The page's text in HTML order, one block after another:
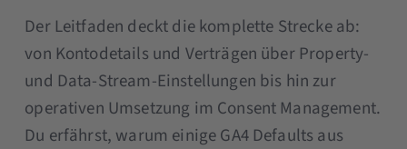
Der Leitfaden deckt die komplette Strecke ab:
von Kontodetails und Verträgen über Property-
und Data-Stream-Einstellungen bis hin zur
operativen Umsetzung im Consent Management.
Du erfährst, warum einige GA4 Defaults aus